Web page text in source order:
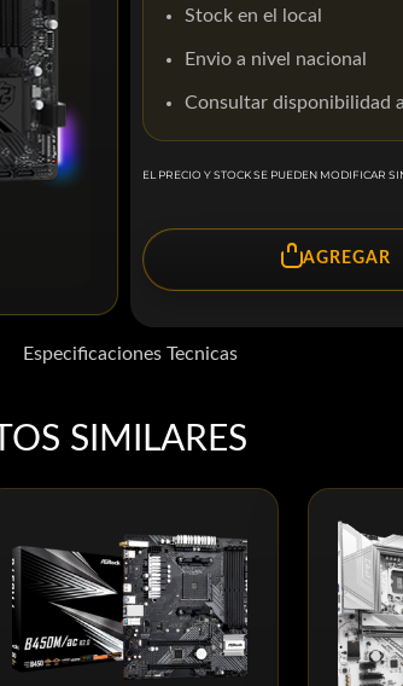
Stock en el local
Envio a nivel nacional
Consultar disponibilidad
EL PRECIO Y STOCK SE PUEDEN MODIFICAR
AGREGAR
Especificaciones Tecnicas
SIMILARES